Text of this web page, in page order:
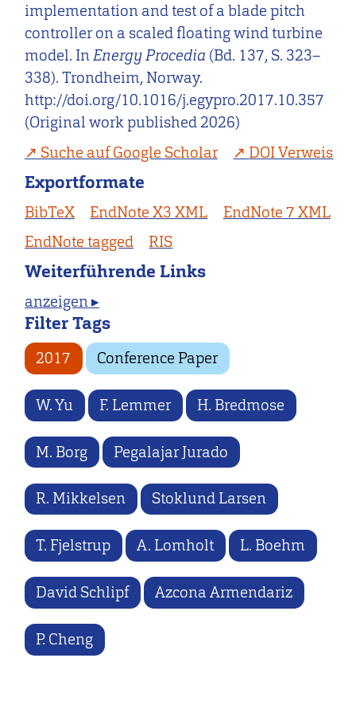
implementation and test of a blade pitch
controller on a scaled floating wind turbine
model. InEnergy Procedia (Bd. 137, S. 323–
338). Trondheim, Norway.
http://doi.org/10.1016/j.egypro.2017.10.357
(Original work published 2026)
Suche auf Google Scholar
DOI Verweis
Exportformate
BibTeX EndNote X3 XML
EndNote 7 XML
EndNote tagged
RIS
Weiterführende Links
anzeigen ▸
Filter Tags
2017 Conference Paper
W. Yu F. Lemmer H. Bredmose
M. Borg Pegalajar Jurado
R. Mikkelsen Stoklund Larsen
T. Fjelstrup A. Lomholt L. Boehm
David Schlipf Azcona Armendariz
P. Cheng